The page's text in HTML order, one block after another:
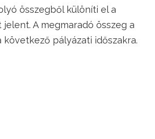
összegből különíti el a
A megmaradó összeg a
pályázati időszakra.